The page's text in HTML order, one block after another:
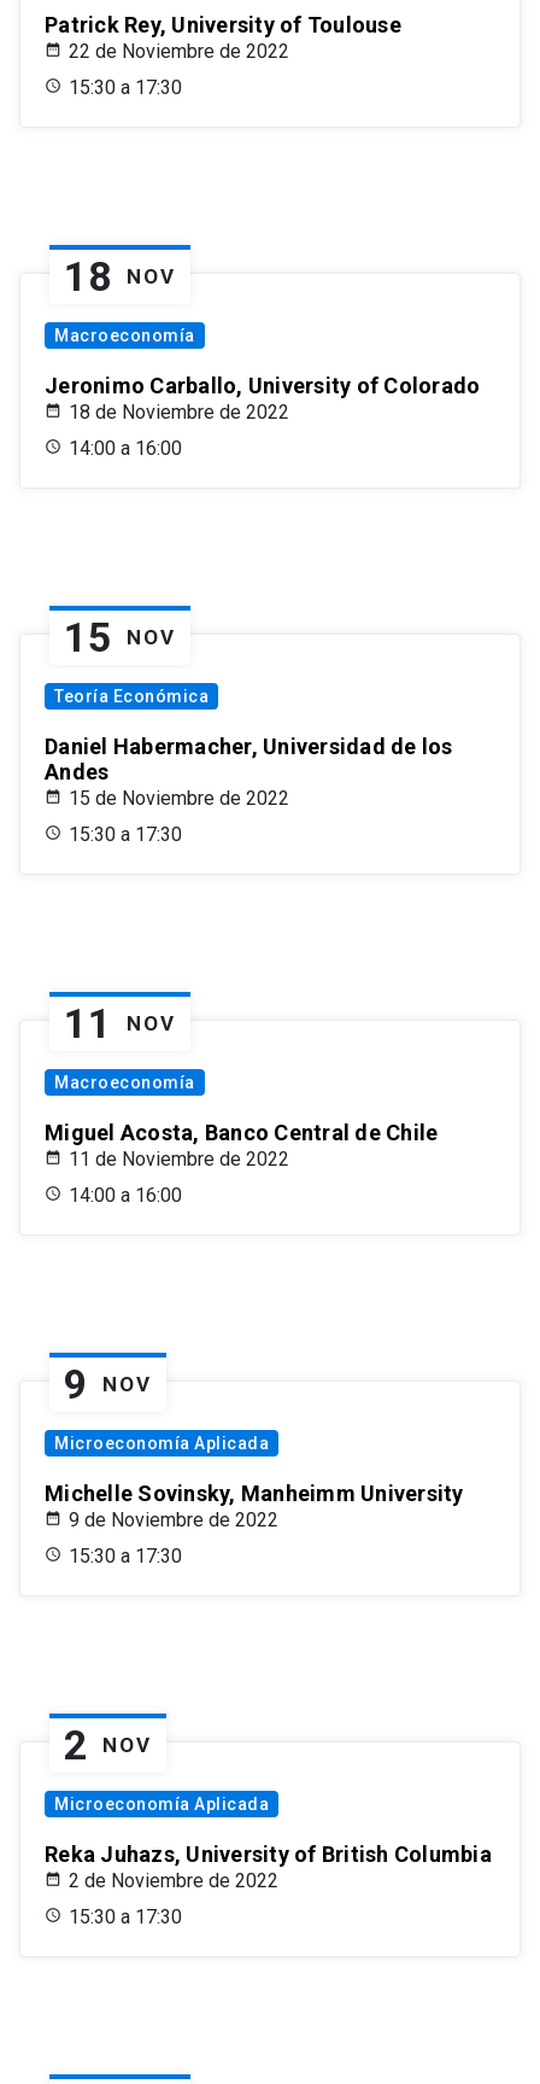
Patrick Rey, University of Toulouse
22 de Noviembre de 2022
15:30 a 17:30
18 NOV
Macroeconomía
Jeronimo Carballo, University of Colorado
18 de Noviembre de 2022
14:00 a 16:00
15 NOV
Teoría Económica
Daniel Habermacher, Universidad de los
Andes
15 de Noviembre de 2022
15:30 a 17:30
11 NOV
Macroeconomía
Miguel Acosta, Banco Central de Chile
11 de Noviembre de 2022
14:00 a 16:00
9 NOV
Microeconomía Aplicada
Michelle Sovinsky, Manheimm University
9 de Noviembre de 2022
15:30 a 17:30
2 NOV
Microeconomía Aplicada
Reka Juhazs, University of British Columbia
2 de Noviembre de 2022
15:30 a 17:30